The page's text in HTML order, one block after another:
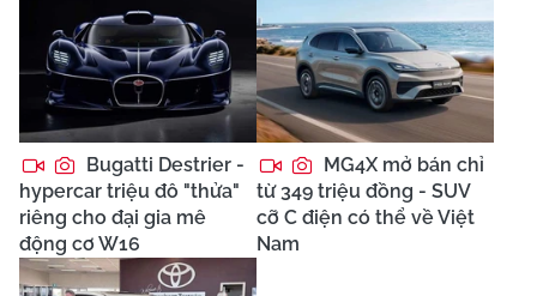
Bugatti Destrier -
hypercar triệu đô "thửa"
riêng cho đại gia mê
động cơ W16
MG4X mở bán chỉ
từ 349 triệu đồng - SUV
cỡ C điện có thể về Việt
Nam